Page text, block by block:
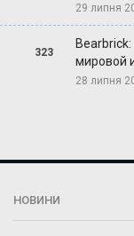
29 липня
323
мировой
28 липня
НОВИНИ